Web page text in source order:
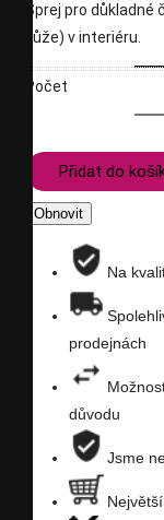
Sprej pro
kůže) v interiéru.
Počet
Přidat do
Na
prodejnách
důvodu
Jsme